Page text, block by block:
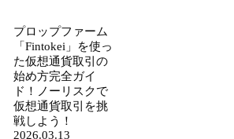
プロップファーム
「Fintokei」を使っ
た仮想通貨取引の
始め方完全ガイ
ド！ノーリスクで
仮想通貨取引を挑
戦しよう！
2026.03.13